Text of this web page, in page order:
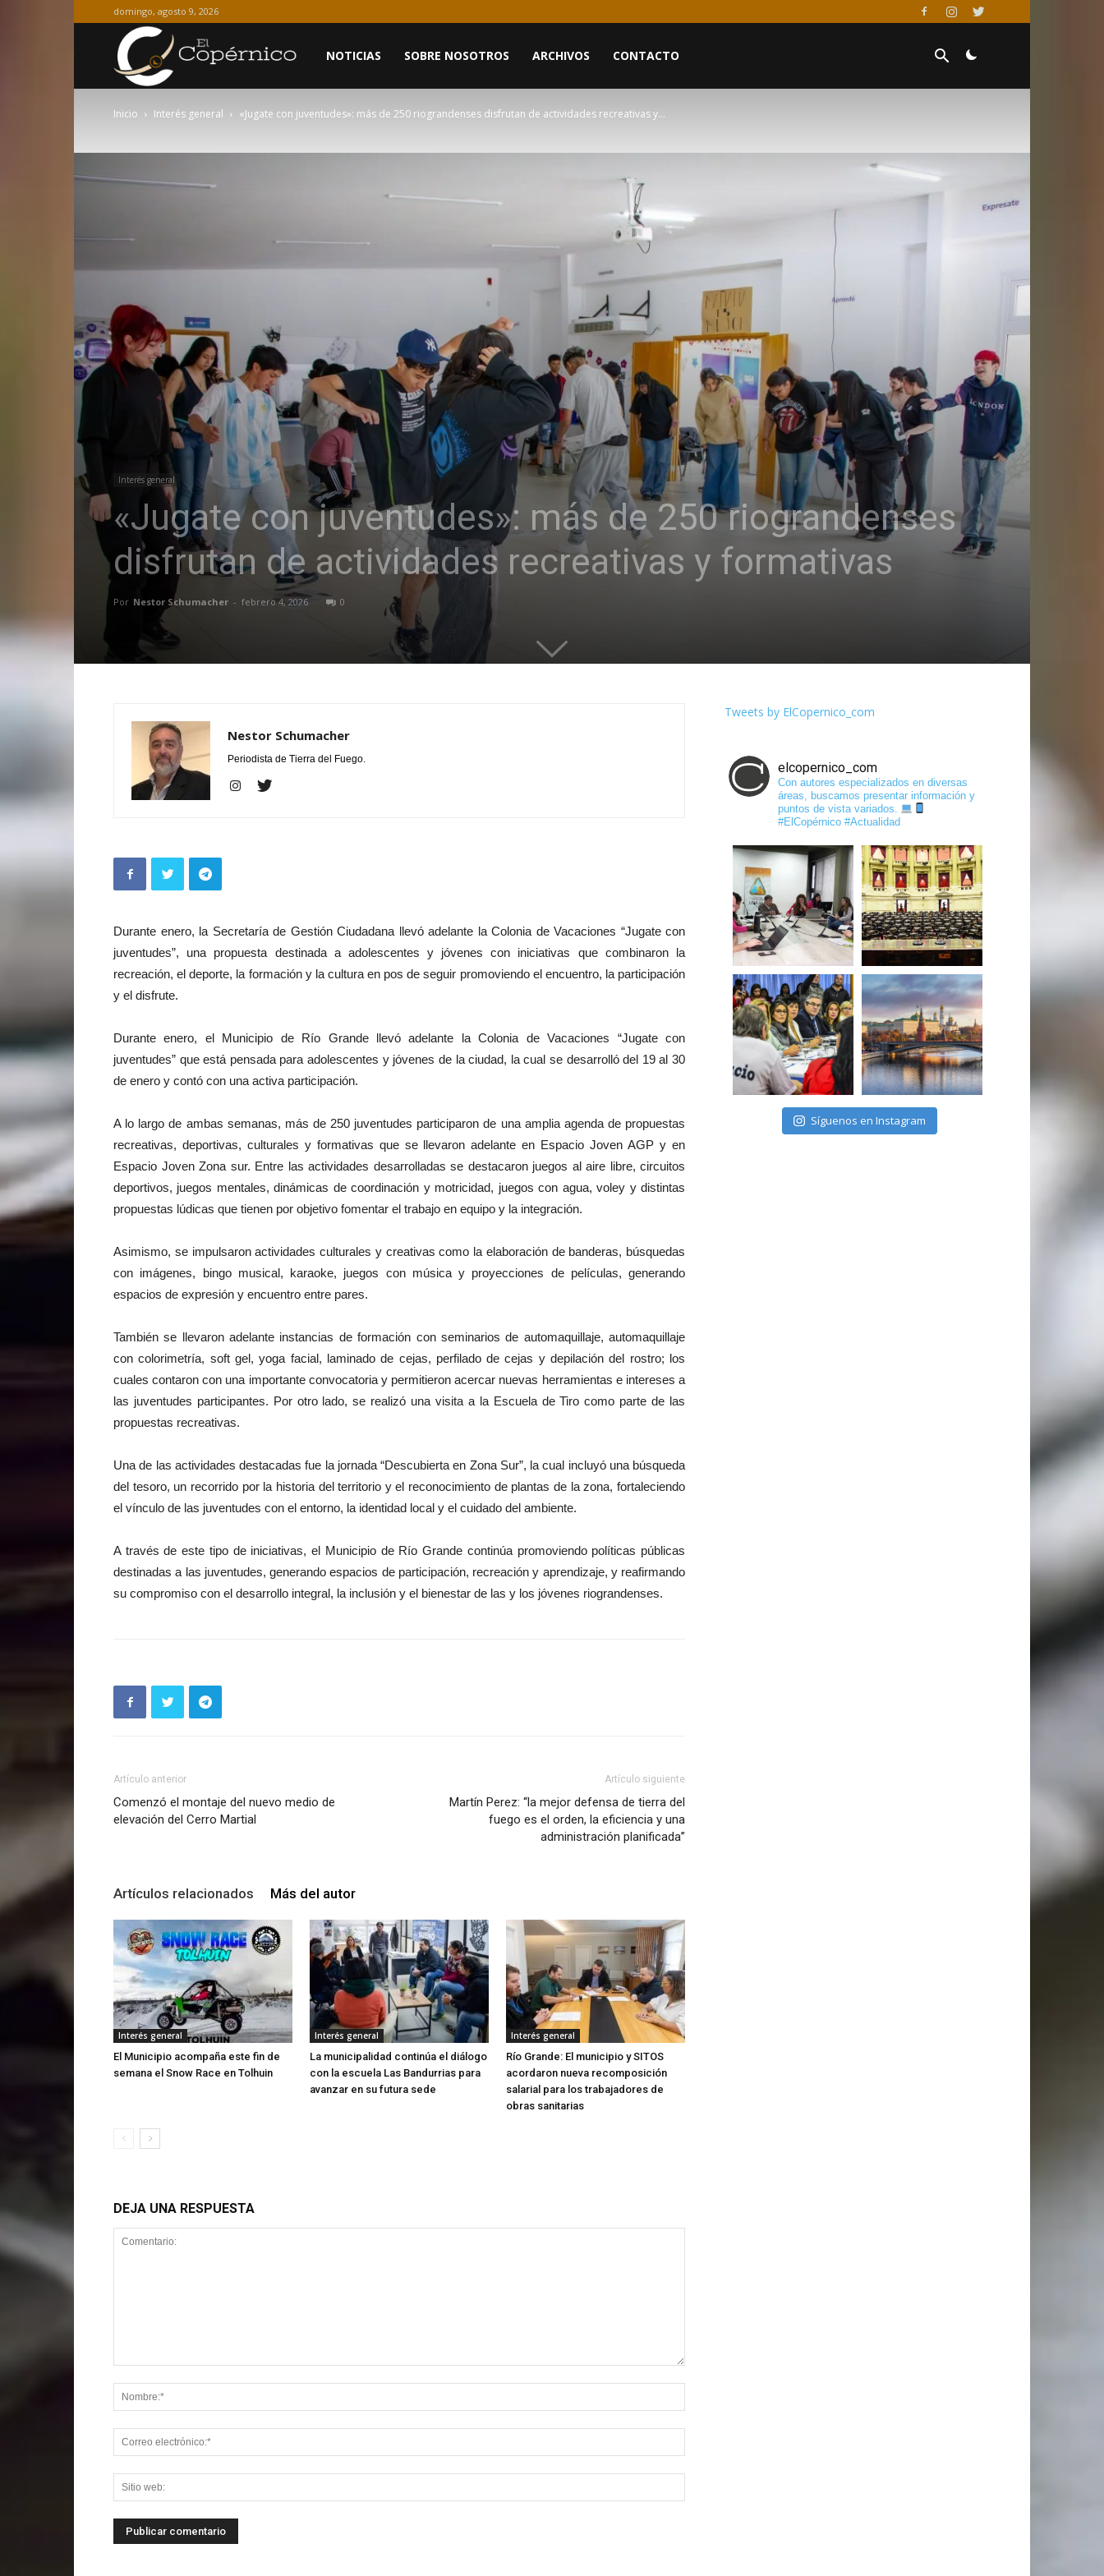
domingo, agosto 9, 2026
Copérnico
NOTICIAS SOBRE NOSOTROS ARCHIVOS CONTACTO
Inicio Interés general «Jugate con juventudes»: más de 250 riograndenses disfrutan de actividades recreativas y...
Interés general
«Jugate con juventudes»: más de 250 riograndenses
disfrutan de actividades recreativas y formativas
Por Nestor Schumacher - febrero 4, 2026 0
Nestor Schumacher
Periodista de Tierra del Fuego.
Durante enero, la Secretaría de Gestión Ciudadana llevó adelante la Colonia de Vacaciones “Jugate con
juventudes”, una propuesta destinada a adolescentes y jóvenes con iniciativas que combinaron la
recreación, el deporte, la formación y la cultura en pos de seguir promoviendo el encuentro, la participación
y el disfrute.
Durante enero, el Municipio de Río Grande llevó adelante la Colonia de Vacaciones “Jugate con
juventudes” que está pensada para adolescentes y jóvenes de la ciudad, la cual se desarrolló del 19 al 30
de enero y contó con una activa participación.
A lo largo de ambas semanas, más de 250 juventudes participaron de una amplia agenda de propuestas
recreativas, deportivas, culturales y formativas que se llevaron adelante en Espacio Joven AGP y en
Espacio Joven Zona sur. Entre las actividades desarrolladas se destacaron juegos al aire libre, circuitos
deportivos, juegos mentales, dinámicas de coordinación y motricidad, juegos con agua, voley y distintas
propuestas lúdicas que tienen por objetivo fomentar el trabajo en equipo y la integración.
Asimismo, se impulsaron actividades culturales y creativas como la elaboración de banderas, búsquedas
con imágenes, bingo musical, karaoke, juegos con música y proyecciones de películas, generando
espacios de expresión y encuentro entre pares.
También se llevaron adelante instancias de formación con seminarios de automaquillaje, automaquillaje
con colorimetría, soft gel, yoga facial, laminado de cejas, perfilado de cejas y depilación del rostro; los
cuales contaron con una importante convocatoria y permitieron acercar nuevas herramientas e intereses a
las juventudes participantes. Por otro lado, se realizó una visita a la Escuela de Tiro como parte de las
propuestas recreativas.
Una de las actividades destacadas fue la jornada “Descubierta en Zona Sur”, la cual incluyó una búsqueda
del tesoro, un recorrido por la historia del territorio y el reconocimiento de plantas de la zona, fortaleciendo
el vínculo de las juventudes con el entorno, la identidad local y el cuidado del ambiente.
A través de este tipo de iniciativas, el Municipio de Río Grande continúa promoviendo políticas públicas
destinadas a las juventudes, generando espacios de participación, recreación y aprendizaje, y reafirmando
su compromiso con el desarrollo integral, la inclusión y el bienestar de las y los jóvenes riograndenses.
Artículo anterior
Comenzó el montaje del nuevo medio de
elevación del Cerro Martial
Artículo siguiente
Martín Perez: “la mejor defensa de tierra del
fuego es el orden, la eficiencia y una
administración planificada”
Artículos relacionados Más del autor
Interés general
El Municipio acompaña este fin de
semana el Snow Race en Tolhuin
Interés general
La municipalidad continúa el diálogo
con la escuela Las Bandurrias para
avanzar en su futura sede
Interés general
Río Grande: El municipio y SITOS
acordaron nueva recomposición
salarial para los trabajadores de
obras sanitarias
DEJA UNA RESPUESTA
Tweets by ElCopernico_com
elcopernico_com
Con autores especializados en diversas
áreas, buscamos presentar información y
puntos de vista variados.
#ElCopérnico #Actualidad
Síguenos en Instagram